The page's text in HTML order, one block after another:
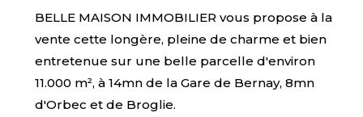
BELLE MAISON IMMOBILIER vous propose à la
vente cette longère, pleine de charme et bien
entretenue sur une belle parcelle d'environ
11.000 m², à 14mn de la Gare de Bernay, 8mn
d'Orbec et de Broglie.